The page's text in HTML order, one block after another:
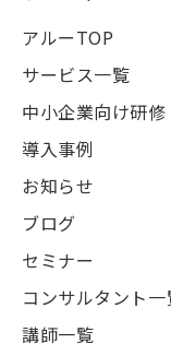
アルーTOP
サービス一覧
中小企業向け研修
導入事例
お知らせ
ブログ
セミナー
コンサルタント一
講師一覧